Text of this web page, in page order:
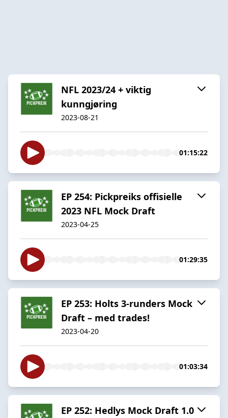
NFL 2023/24 + viktig
kunngjøring
2023-08-21
01:15:22
EP 254: Pickpreiks offisielle
2023 NFL Mock Draft
2023-04-25
01:29:35
EP 253: Holts 3-runders Mock
Draft – med trades!
2023-04-20
01:03:34
EP 252: Hedlys Mock Draft 1.0